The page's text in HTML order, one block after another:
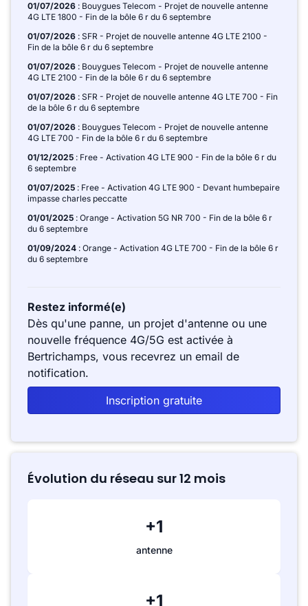
01/07/2026 : Bouygues Telecom - Projet de nouvelle antenne
4G LTE 1800 - Fin de la bôle 6 r du 6 septembre
01/07/2026 : SFR - Projet de nouvelle antenne 4G LTE 2100 -
Fin de la bôle 6 r du 6 septembre
01/07/2026 : Bouygues Telecom - Projet de nouvelle antenne
4G LTE 2100 - Fin de la bôle 6 r du 6 septembre
01/07/2026 : SFR - Projet de nouvelle antenne 4G LTE 700 - Fin
de la bôle 6 r du 6 septembre
01/07/2026 : Bouygues Telecom - Projet de nouvelle antenne
4G LTE 700 - Fin de la bôle 6 r du 6 septembre
01/12/2025 : Free - Activation 4G LTE 900 - Fin de la bôle 6 r du
6 septembre
01/07/2025 : Free - Activation 4G LTE 900 - Devant humbepaire
impasse charles peccatte
01/01/2025 : Orange - Activation 5G NR 700 - Fin de la bôle 6 r
du 6 septembre
01/09/2024 : Orange - Activation 4G LTE 700 - Fin de la bôle 6 r
du 6 septembre
Restez informé(e)
Dès qu'une panne, un projet d'antenne ou une
nouvelle fréquence 4G/5G est activée à
Bertrichamps, vous recevrez un email de
notification.
Inscription gratuite
Évolution du réseau sur 12 mois
+1
antenne
+1